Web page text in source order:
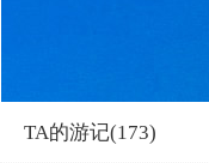
TA的游记(173)